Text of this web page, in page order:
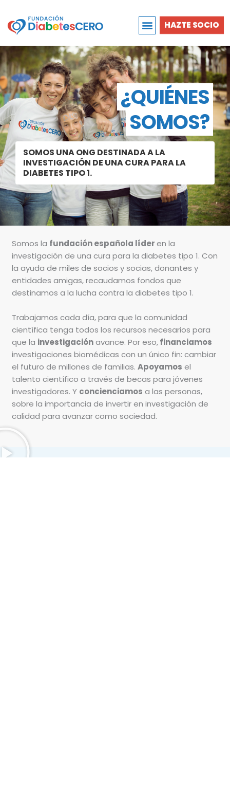
contenido
HAZTE SOCIO
¿QUIÉNES
SOMOS?
SOMOS UNA ONG DESTINADA A LA
INVESTIGACIÓN DE UNA CURA PARA LA
DIABETES TIPO 1.
Somos la fundación española líderen la
investigación de una cura para la diabetes tipo 1. Con
la ayuda de miles de socios y socias, donantes y
entidades amigas, recaudamos fondos que
destinamos a la lucha contra la diabetes tipo 1.
Trabajamos cada día, para que la comunidad
científica tenga todos los recursos necesarios para
que la investigaciónavance. Por eso,financiamos
investigaciones biomédicas con un único fin: cambiar
el futuro de millones de familias.Apoyamos el
talento científico a través de becas para jóvenes
investigadores. Y concienciamos a las personas,
sobre la importancia de invertir en investigación de
calidad para avanzar como sociedad.